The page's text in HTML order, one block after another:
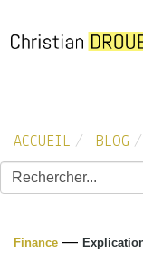
ACCUEIL BLOG
Finance —